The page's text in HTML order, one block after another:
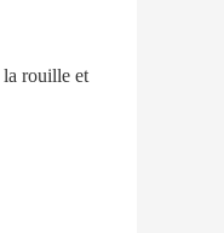
la rouille et